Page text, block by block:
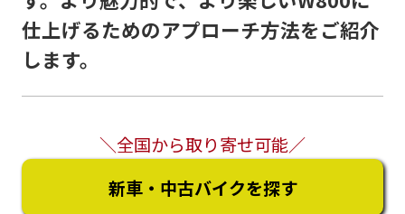
仕上げるためのアプローチ方法をご紹介
します。
＼全国から取り寄せ可能／
新車・中古バイクを探す